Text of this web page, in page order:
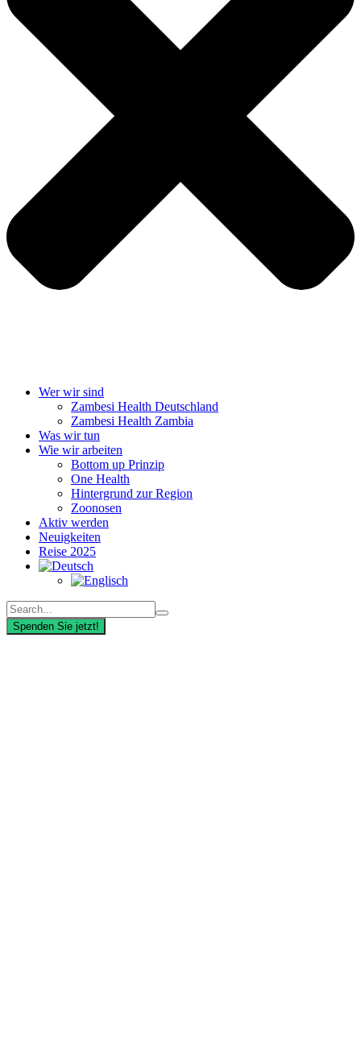
Wer wir sind
Zambesi Health Deutschland
Zambesi Health Zambia
Was wir tun
Wie wir arbeiten
Bottom up Prinzip
One Health
Hintergrund zur Region
Zoonosen
Aktiv werden
Neuigkeiten
Reise 2025
Spenden Sie jetzt!